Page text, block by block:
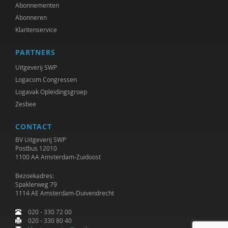
Adriaan Bekman
Jessica Benjamin
Remko Berkhout
Geert Bettinger
Gert Biesta
Sarah Blaffer Hrdy
Tannelie Blom
Karianne den Boer
Theo van den Bogaart
Abonnementen
Abonneren
Klantenservice
PARTNERS
Uitgeverij SWP
Logacom Congressen
Logavak Opleidingsgroep
Zesbee
CONTACT
BV Uitgeverij SWP
Postbus 12010
1100 AA Amsterdam-Zuidoost
Bezoekadres:
Spaklerweg 79
1114 AE Amsterdam-Duivendrecht
020 - 330 72 00
020 - 330 80 40